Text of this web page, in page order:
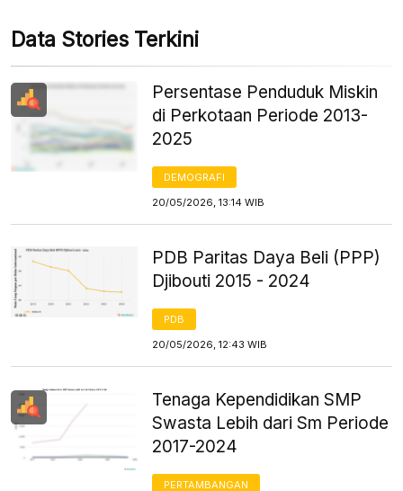
Data Stories Terkini
Persentase Penduduk Miskin
di Perkotaan Periode 2013-
2025
DEMOGRAFI
20/05/2026, 13:14 WIB
PDB Paritas Daya Beli (PPP)
Djibouti 2015 - 2024
PDB
20/05/2026, 12:43 WIB
Tenaga Kependidikan SMP
Swasta Lebih dari Sm Periode
2017-2024
PERTAMBANGAN